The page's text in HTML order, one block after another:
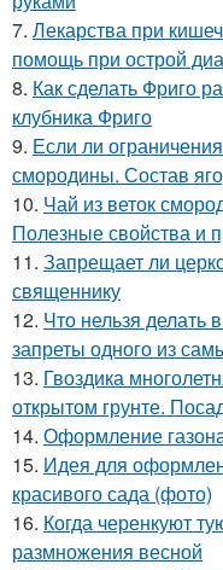
7. Лекарства при
помощь при острой
8. Как сделать Фриго
клубника Фриго
9. Если ли
смородины. Состав
10. Чай из веток
Полезные свойства и
11. Запрещает ли
священнику
12. Что нельзя делать
запреты одного из
13. Гвоздика
открытом грунте.
14. Оформление
15. Идея для
красивого сада (фото)
16. Когда черенкуют
размножения весной